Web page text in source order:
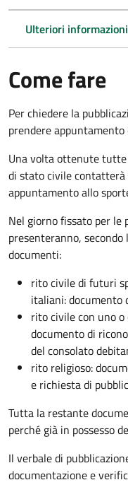
Ulteriori informazioni
Come fare
Per chiedere la
prendere appuntamento
Una volta ottenute
di stato civile
appuntamento allo
Nel giorno fissato per le
presenteranno,
documenti:
rito civile di futuri
italiani: documento
rito civile con uno
documento di
del consolato
rito religioso:
e richiesta di
Tutta la restante
perché già in possesso
Il verbale di
documentazione e